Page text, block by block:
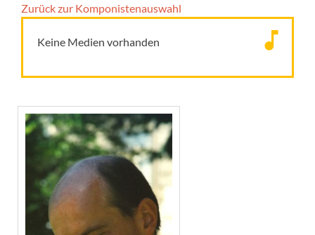
Zurück zur Komponisten­auswahl
Keine Medien vorhanden